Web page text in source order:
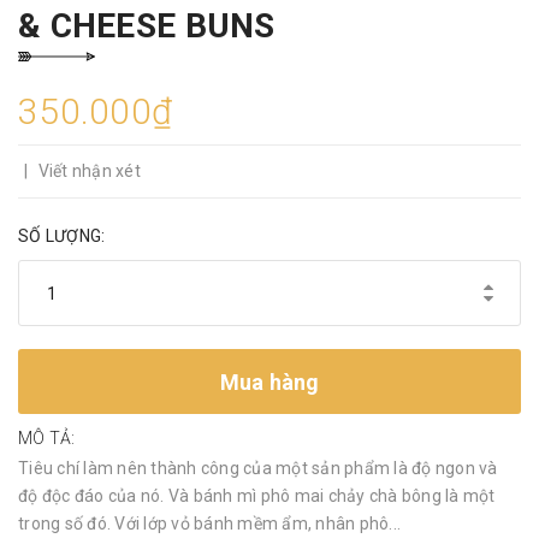
& CHEESE BUNS
350.000₫
Viết nhận xét
SỐ LƯỢNG:
Mua hàng
MÔ TẢ:
Tiêu chí làm nên thành công của một sản phẩm là độ ngon và
độ độc đáo của nó. Và bánh mì phô mai chảy chà bông là một
trong số đó. Với lớp vỏ bánh mềm ẩm, nhân phô...